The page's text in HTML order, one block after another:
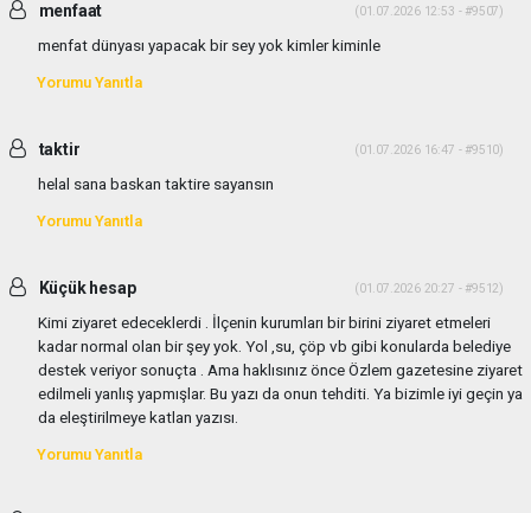
menfaat (01.07.2026 12:53 - #9507)
menfat dünyası yapacak bir sey yok kimler kiminle
Yorumu Yanıtla
taktir (01.07.2026 16:47 - #9510)
helal sana baskan taktire sayansın
Yorumu Yanıtla
Küçük hesap (01.07.2026 20:27 - #9512)
Kimi ziyaret edeceklerdi . İlçenin kurumları bir birini ziyaret etmeleri
kadar normal olan bir şey yok. Yol ,su, çöp vb gibi konularda belediye
destek veriyor sonuçta . Ama haklısınız önce Özlem gazetesine ziyaret
edilmeli yanlış yapmışlar. Bu yazı da onun tehditi. Ya bizimle iyi geçin ya
da eleştirilmeye katlan yazısı.
Yorumu Yanıtla